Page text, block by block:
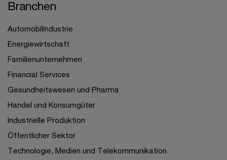
Branchen
Automobilindustrie
Energiewirtschaft
Familienunternehmen
Financial Services
Gesundheitswesen und Pharma
Handel und Konsumgüter
Industrielle Produktion
Öffentlicher Sektor
Technologie, Medien und Telekommunikation